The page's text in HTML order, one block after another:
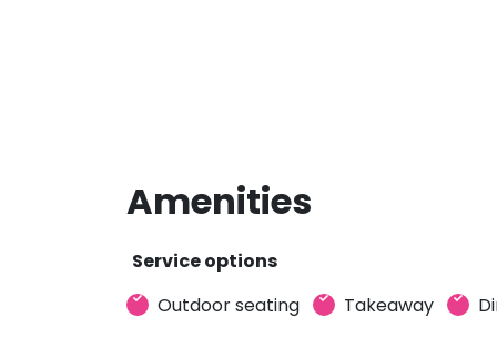
Amenities
Service options
Outdoor seating
Takeaway